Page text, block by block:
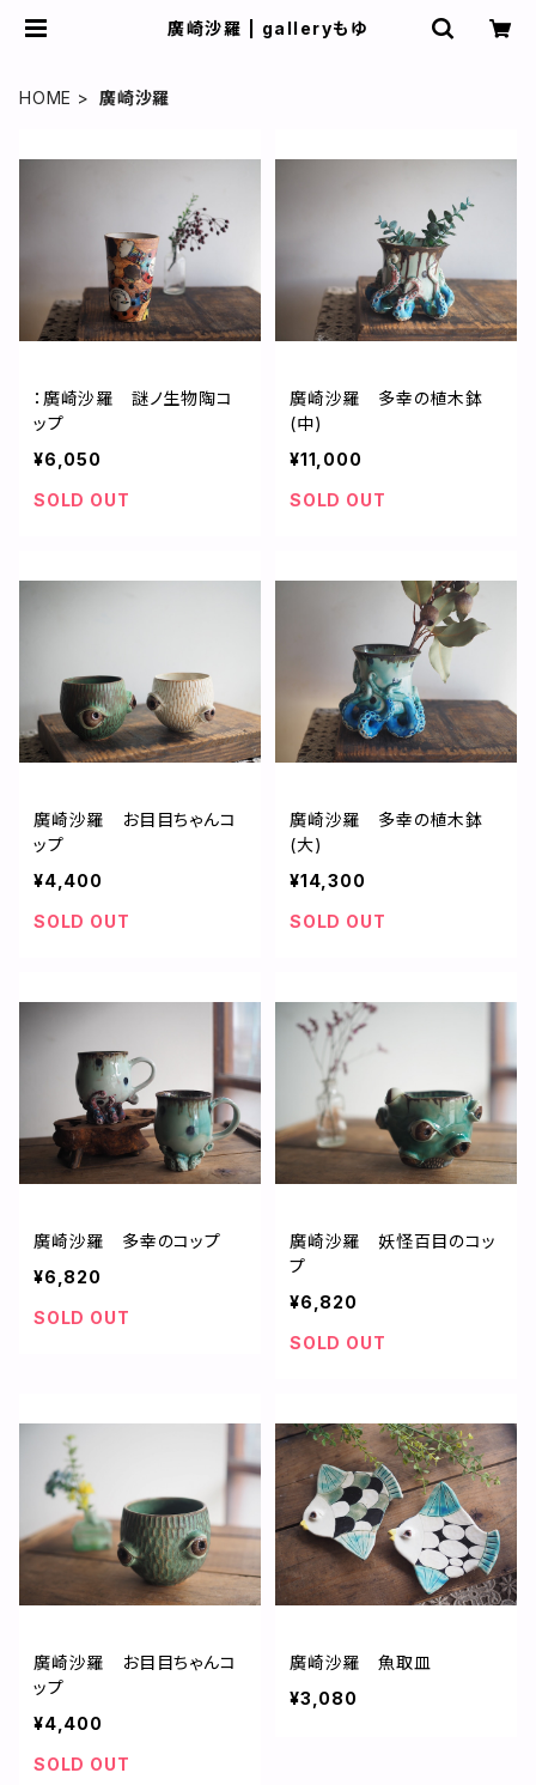
廣崎沙羅 | galleryもゆ
HOME 廣崎沙羅
：廣崎沙羅 謎ノ生物陶コ
ップ
¥6,050
SOLD OUT
廣崎沙羅 多幸の植木鉢
(中)
¥11,000
SOLD OUT
廣崎沙羅 お目目ちゃんコ
ップ
¥4,400
SOLD OUT
廣崎沙羅 多幸の植木鉢
(大)
¥14,300
SOLD OUT
廣崎沙羅 多幸のコップ
¥6,820
SOLD OUT
廣崎沙羅 妖怪百目のコッ
プ
¥6,820
SOLD OUT
廣崎沙羅 お目目ちゃんコ
ップ
¥4,400
SOLD OUT
廣崎沙羅 魚取皿
¥3,080